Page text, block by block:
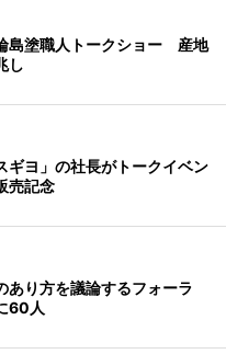
島塗職人トークショー 産地
し
ギヨ」の社長がトークイベン
売記念
あり方を議論するフォーラ
60人